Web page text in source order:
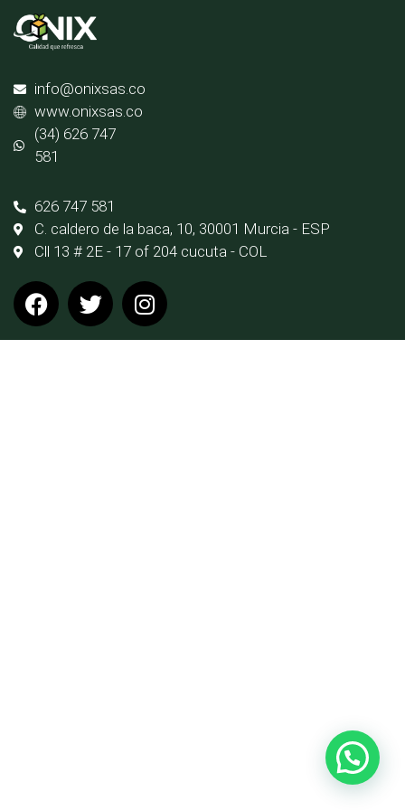
info@onixsas.co
www.onixsas.co
(34) 626 747
581
626 747 581
C. caldero de la baca, 10, 30001 Murcia - ESP
Cll 13 # 2E - 17 of 204 cucuta - COL